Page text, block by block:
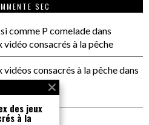
SEC
comme P comeladedans
vidéo consacrés à la pêche
vidéos consacrés à la pêchedans
des jeux
à la